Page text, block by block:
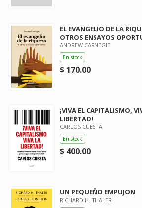
EL EVANGELIO DE LA
OTROS ENSAYOS
ANDREW CARNEGIE
En stock
$ 170.00
¡VIVA EL CAPITALISMO,
LIBERTAD!
CARLOS CUESTA
En stock
$ 400.00
UN PEQUEÑO EMPUJON
RICHARD H. THALER